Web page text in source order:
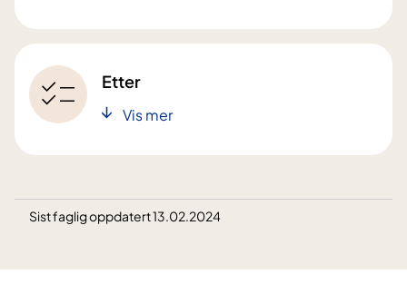
Etter
Vis mer
Sist faglig oppdatert 13.02.2024